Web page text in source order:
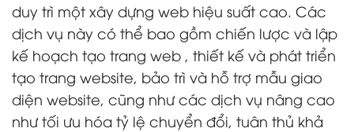
duy trì một xây dựng web hiệu suất cao. Các
dịch vụ này có thể bao gồm chiến lược và lập
kế hoạch tạo trang web , thiết kế và phát triển
tạo trang website, bảo trì và hỗ trợ mẫu giao
diện website, cũng như các dịch vụ nâng cao
như tối ưu hóa tỷ lệ chuyển đổi, tuân thủ khả